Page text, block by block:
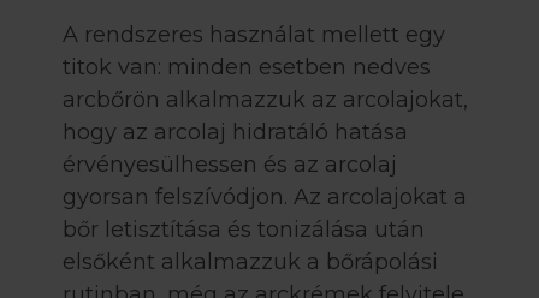
A rendszeres használat mellett egy
titok van: minden esetben nedves
arcbőrön alkalmazzuk az arcolajokat,
hogy az arcolaj hidratáló hatása
érvényesülhessen és az arcolaj
gyorsan felszívódjon. Az arcolajokat a
bőr letisztítása és tonizálása után
elsőként alkalmazzuk a bőrápolási